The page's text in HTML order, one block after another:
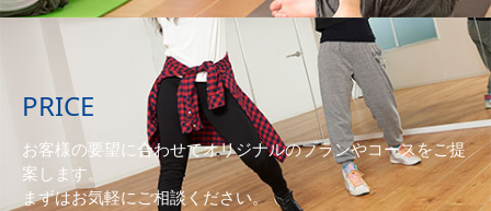
PRICE
お客様の要望に合わせてオリジナルのプランやコースをご提
案します。
まずはお気軽にご相談ください。